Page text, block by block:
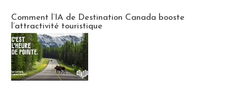
Comment l’IA de Destination Canada booste
l’attractivité touristique